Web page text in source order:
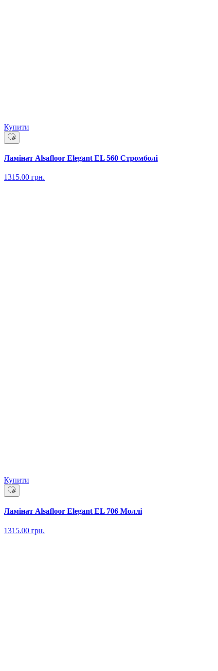
Купити
Ламінат Alsafloor Elegant EL 560 Стромболі
1315.00 грн.
Купити
Ламінат Alsafloor Elegant EL 706 Моллі
1315.00 грн.